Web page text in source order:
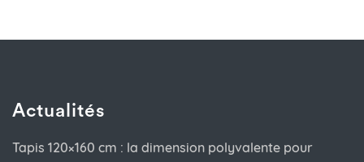
Actualités
Tapis 120×160 cm : la dimension polyvalente pour